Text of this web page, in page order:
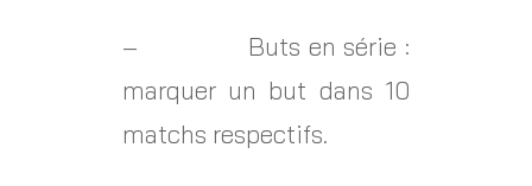
– Buts en série :
marquer un but dans 10
matchs respectifs.